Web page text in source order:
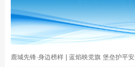
鹿城先锋·身边榜样 | 蓝焰映党旗 堡垒护平安